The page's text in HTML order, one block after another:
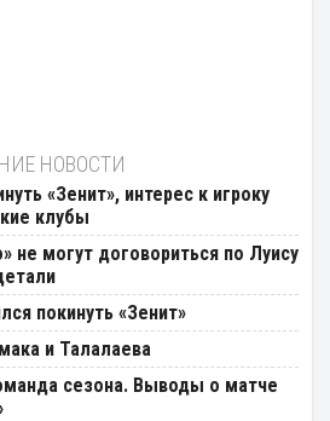
НОВОСТИ
«Зенит», интерес к игроку
клубы
не могут договориться по Луису
покинуть «Зенит»
и Талалаева
сезона. Выводы о матче